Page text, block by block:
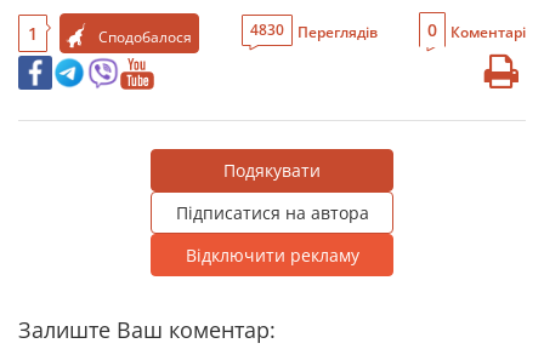
1 Сподобалося 4830 Переглядів 0 Коментарі
Подякувати
Підписатися на автора
Відключити рекламу
Залиште Ваш коментар: